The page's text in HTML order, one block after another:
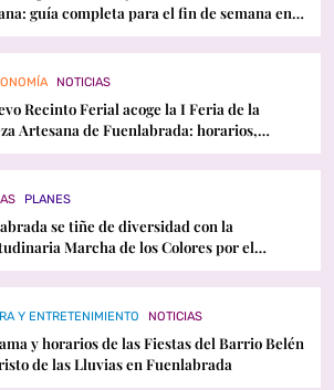
guía completa para el fin de semana en
NOTICIAS
Recinto Ferial acoge la I Feria de la
Artesana de Fuenlabrada: horarios,
y programación
PLANES
se tiñe de diversidad con la
Marcha de los Colores por el
LGTBI
Y ENTRETENIMIENTO NOTICIAS
y horarios de las Fiestas del Barrio Belén
de las Lluvias en Fuenlabrada